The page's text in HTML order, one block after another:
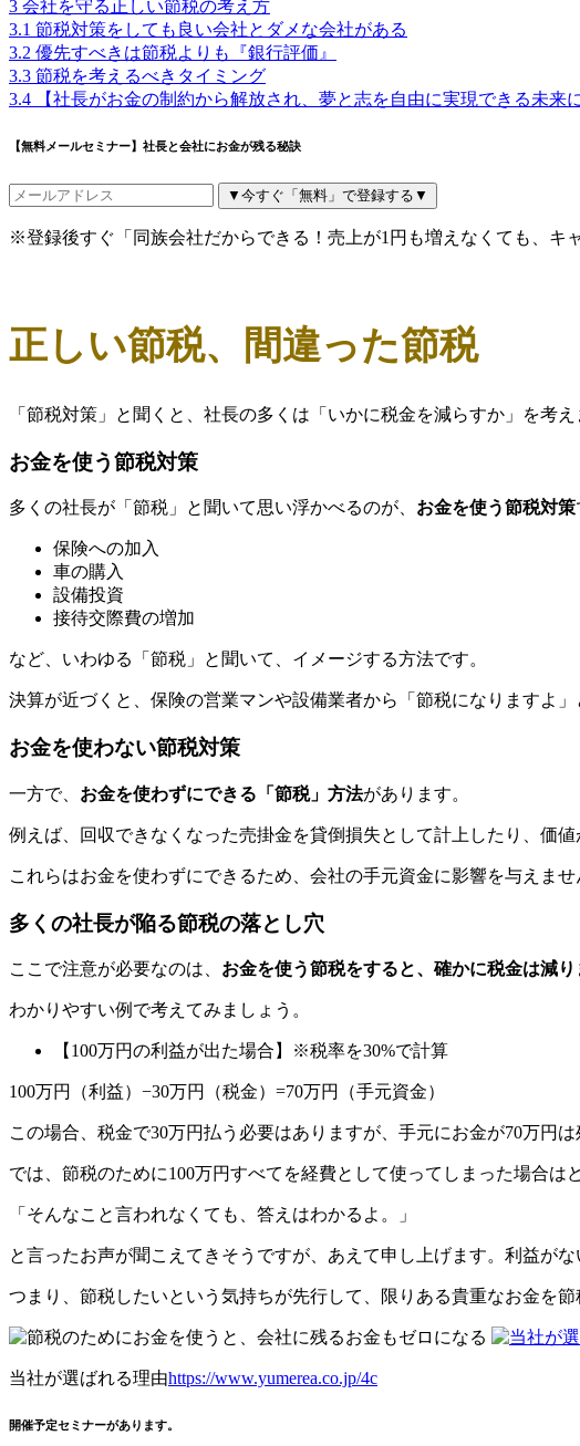
3 会社を守る正しい節税の考え方
3.1 節税対策をしても良い会社とダメな会社がある
3.2 優先すべきは節税よりも『銀行評価』
3.3 節税を考えるべきタイミング
3.4
【社長がお金の制約から解放され、夢と志を自由に実現できる未来
【無料メールセミナー】社長と会社にお金が残る秘訣
▼今すぐ「無料」で登録する▼
※登録後すぐ「同族会社だからできる！売上が1円も増えなくても、キ
正しい節税、間違った節税
「節税対策」と聞くと、社長の多くは「いかに税金を減らすか」を考
お金を使う節税対策
多くの社長が「節税」と聞いて思い浮かべるのが、 お金を使う節税対策
保険への加入
車の購入
設備投資
接待交際費の増加
など、いわゆる「節税」と聞いて、イメージする方法です。
決算が近づくと、保険の営業マンや設備業者から「節税になりますよ
お金を使わない節税対策
一方で、 お金を使わずにできる「節税」方法があります。
例えば、回収できなくなった売掛金を貸倒損失として計上したり、価
これらはお金を使わずにできるため、会社の手元資金に影響を与えま
多くの社長が陥る節税の落とし穴
ここで注意が必要なのは、 お金を使う節税をすると、確かに税金は減
わかりやすい例で考えてみましょう。
【100万円の利益が出た場合】※税率を30%で計算
100万円（利益）−30万円（税金）=70万円（手元資金）
この場合、税金で30万円払う必要はありますが、手元にお金が70万円は
では、節税のために100万円すべてを経費として使ってしまった場合は
「そんなこと言われなくても、答えはわかるよ。」
と言ったお声が聞こえてきそうですが、あえて申し上げます。利益が
つまり、節税したいという気持ちが先行して、限りある貴重なお金を節
当社が選ばれる理由https://www.yumerea.co.jp/4c
開催予定セミナーがあります。